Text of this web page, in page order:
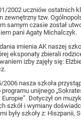
2002 uczniów ostatnich
zewnętrzny tzw.
samym czasie został
pani Agaty Michalczyk.
imienia AK naszej
eksponaty zbierali
izby zajęły się:
nasza szkoła
unijnego
Dotyczył on
szkół i wymiany
były szkoły z: Hiszpanii,